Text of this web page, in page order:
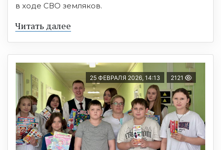
в ходе СВО земляков.
Читать далее
25 ФЕВРАЛЯ 2026, 14:13 2121